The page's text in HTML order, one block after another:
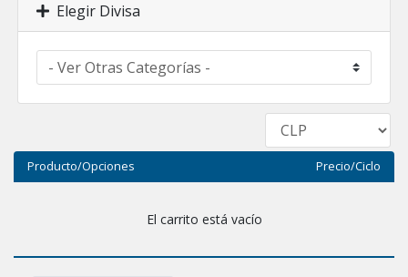
Elegir Divisa
Producto/Opciones Precio/Ciclo
El carrito está vacío